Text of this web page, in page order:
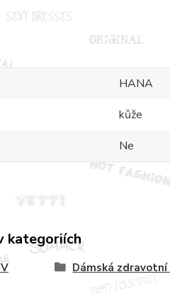
HANA
kůže
Ne
kategoriích
Dámská zdravotní